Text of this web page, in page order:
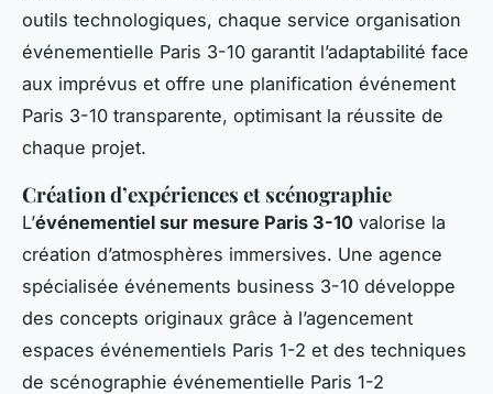
outils technologiques, chaque service organisation
événementielle Paris 3-10 garantit l’adaptabilité face
aux imprévus et offre une planification événement
Paris 3-10 transparente, optimisant la réussite de
chaque projet.
Création d’expériences et scénographie
L’événementiel sur mesure Paris 3-10 valorise la
création d’atmosphères immersives. Une agence
spécialisée événements business 3-10 développe
des concepts originaux grâce à l’agencement
espaces événementiels Paris 1-2 et des techniques
de scénographie événementielle Paris 1-2